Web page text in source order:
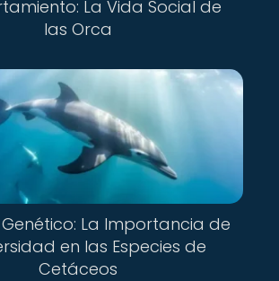
La Vida Social de
las Orca
Genético: La Importancia de
en las Especies de
Cetáceos